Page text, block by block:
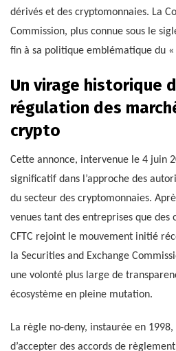
dérivés et des cryptomonnaies. La
Commission, plus connue sous le
fin à sa politique emblématique du «
Un virage historique
régulation des
crypto
Cette annonce, intervenue le 4 juin
significatif dans l’approche des
du secteur des cryptomonnaies.
venues tant des entreprises que des
CFTC rejoint le mouvement initié
la Securities and Exchange
une volonté plus large de
écosystème en pleine mutation.
La règle no-deny, instaurée en
d’accepter des accords de